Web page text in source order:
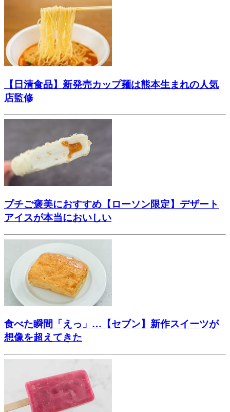
【日清食品】新発売カップ麺は熊本生まれの人気
店監修
プチご褒美におすすめ【ローソン限定】デザート
アイスが本当においしい
食べた瞬間「えっ」…【セブン】新作スイーツが
想像を超えてきた